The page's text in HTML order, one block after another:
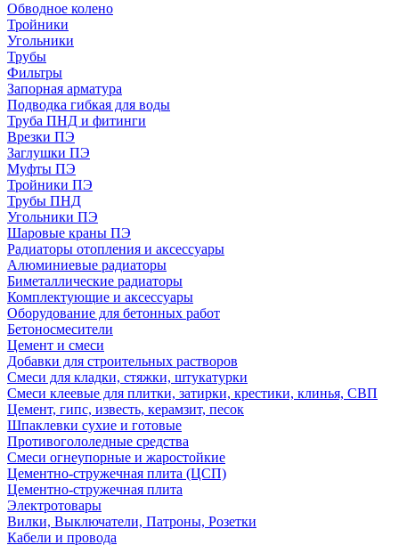
Обводное колено
Тройники
Угольники
Трубы
Фильтры
Запорная арматура
Подводка гибкая для воды
Труба ПНД и фитинги
Врезки ПЭ
Заглушки ПЭ
Муфты ПЭ
Тройники ПЭ
Трубы ПНД
Угольники ПЭ
Шаровые краны ПЭ
Радиаторы отопления и аксессуары
Алюминиевые радиаторы
Биметаллические радиаторы
Комплектующие и аксессуары
Оборудование для бетонных работ
Бетоносмесители
Цемент и смеси
Добавки для строительных растворов
Смеси для кладки, стяжки, штукатурки
Смеси клеевые для плитки, затирки, крестики, клинья, СВП
Цемент, гипс, известь, керамзит, песок
Шпаклевки сухие и готовые
Противогололедные средства
Смеси огнеупорные и жаростойкие
Цементно-стружечная плита (ЦСП)
Цементно-стружечная плита
Электротовары
Вилки, Выключатели, Патроны, Розетки
Кабели и провода